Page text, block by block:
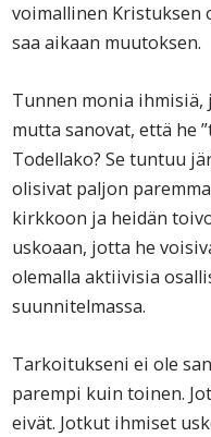
voimallinen Kristuksen
saa aikaan muutoksen.
Tunnen monia ihmisiä,
mutta sanovat, että he
Todellako? Se tuntuu
olisivat paljon
kirkkoon ja heidän
uskoaan, jotta he
olemalla aktiivisia
suunnitelmassa.
Tarkoitukseni ei ole
parempi kuin toinen.
eivät. Jotkut ihmiset